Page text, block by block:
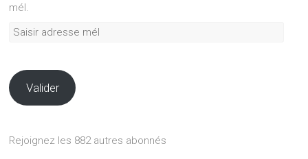
mél.
Saisir
Valider
Rejoignez les 882 autres abonnés